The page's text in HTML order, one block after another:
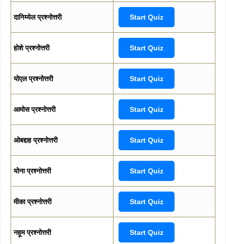
दानिय्येल प्रश्नोत्तरी Start Quiz
होशे प्रश्नोत्तरी Start Quiz
योएल प्रश्नोत्तरी Start Quiz
आमोस प्रश्नोत्तरी Start Quiz
ओबद्दाह प्रश्नोत्तरी Start Quiz
योना प्रश्नोत्तरी Start Quiz
मीका प्रश्नोत्तरी Start Quiz
नहूम प्रश्नोत्तरी Start Quiz